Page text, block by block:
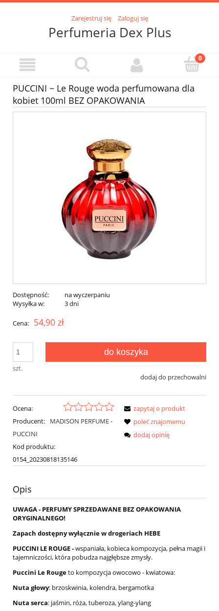
Zarejestruj się Zaloguj się
Perfumeria Dex Plus
PUCCINI ~ Le Rouge woda perfumowana dla
kobiet 100ml BEZ OPAKOWANIA
Dostępność:
na wyczerpaniu
Wysyłka w:
3 dni
Cena: 54,90 zł
szt.
do koszyka
dodaj do przechowalni
Ocena:
Producent:
MADISON PERFUME -
PUCCINI
Kod produktu:
0154_20230818135146
zapytaj o produkt
poleć znajomemu
dodaj opinię
Opis
UWAGA - PERFUMY SPRZEDAWANE BEZ OPAKOWANIA
ORYGINALNEGO!
Zapach dostępny wyłącznie w drogeriach HEBE
PUCCINI LE ROUGE -wspaniała, kobieca kompozycja, pełna magii i
tajemniczości, która pobudza najgłębsze zmysły.
Puccini Le Rougeto kompozycja owocowo - kwiatowa:
Nuta głowy: brzoskwinia, kolendra, bergamotka
Nuta serca: jaśmin, róża, tuberoza, ylang-ylang